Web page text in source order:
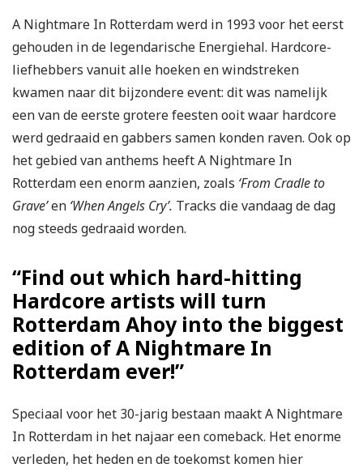
A Nightmare In Rotterdam werd in 1993 voor het eerst
gehouden in de legendarische Energiehal. Hardcore-
liefhebbers vanuit alle hoeken en windstreken
kwamen naar dit bijzondere event: dit was namelijk
een van de eerste grotere feesten ooit waar hardcore
werd gedraaid en gabbers samen konden raven. Ook op
het gebied van anthems heeft A Nightmare In
Rotterdam een enorm aanzien, zoals ‘From Cradle to
Grave’en ‘When Angels Cry’. Tracks die vandaag de dag
nog steeds gedraaid worden.
“Find out which hard-hitting
Hardcore artists will turn
Rotterdam Ahoy into the biggest
edition of A Nightmare In
Rotterdam ever!”
Speciaal voor het 30-jarig bestaan maakt A Nightmare
In Rotterdam in het najaar een comeback. Het enorme
verleden, het heden en de toekomst komen hier